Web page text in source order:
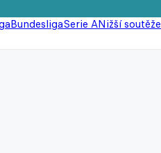
BundesligaSerie ANižší soutěže